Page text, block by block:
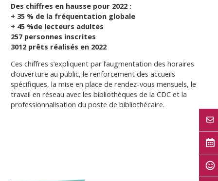
Des chiffres en hausse pour 2022 :
+ 35 % de la fréquentation globale
+ 45 %de lecteurs adultes
257 personnes inscrites
3012 prêts réalisés en 2022
Ces chiffres s’expliquent par l’augmentation des horaires
d’ouverture au public, le renforcement des accueils
spécifiques, la mise en place de rendez-vous mensuels, le
travail en réseau avec les bibliothèques de la CDC et la
professionnalisation du poste de bibliothécaire.